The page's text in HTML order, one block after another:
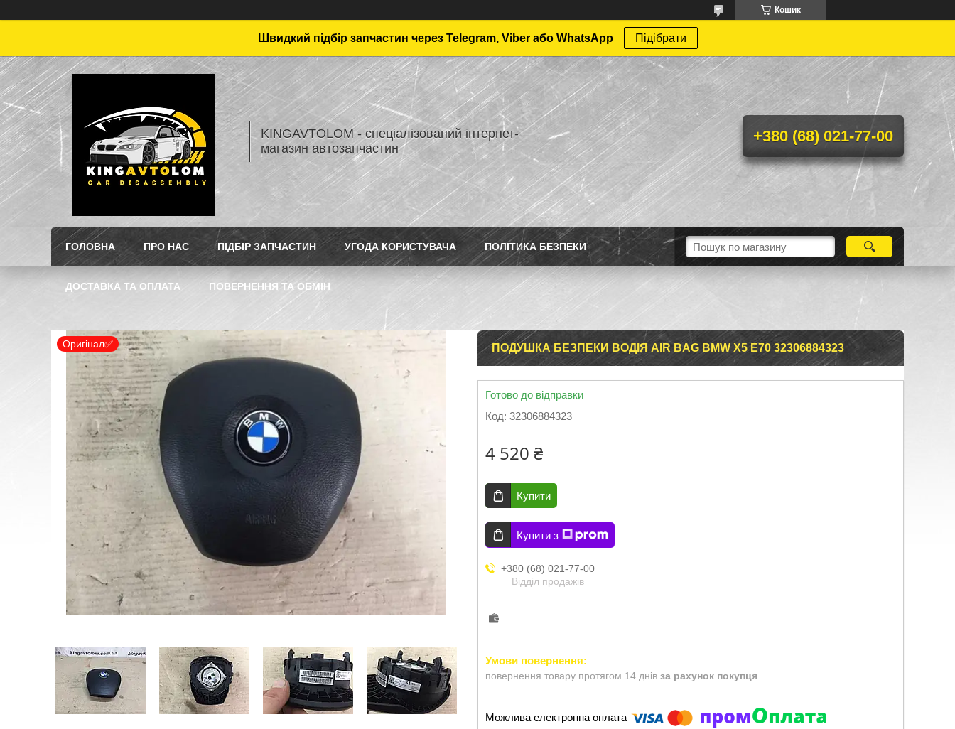
Кошик
Швидкий підбір запчастин через Telegram, Viber або WhatsApp Підібрати
KINGAVTOLOM - спеціалізований інтернет-
магазин автозапчастин
+380 (68) 021-77-00
ГОЛОВНА ПРО НАС ПІДБІР ЗАПЧАСТИН УГОДА КОРИСТУВАЧА ПОЛІТИКА БЕЗПЕКИ
ДОСТАВКА ТА ОПЛАТА ПОВЕРНЕННЯ ТА ОБМІН
Оригінал✅ ПОДУШКА БЕЗПЕКИ ВОДІЯ AIR BAG BMW X5 E70 32306884323
Готово до відправки
Код: 32306884323
4 520 ₴
Купити
Купити з
+380 (68) 021-77-00
Відділ продажів
повернення товару протягом 14 днів за рахунок покупця